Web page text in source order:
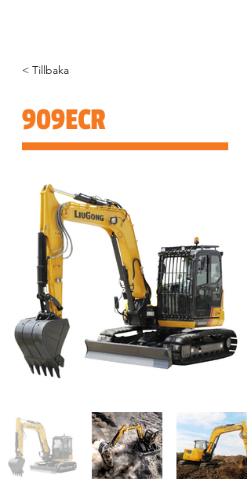
< Tillbaka
909ECR